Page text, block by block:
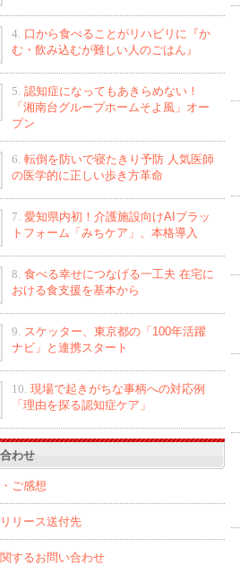
4. 口から食べることがリハビリに『か
む・飲み込むが難しい人のごはん』
5. 認知症になってもあきらめない！
「湘南台グループホームそよ風」オー
プン
6. 転倒を防いで寝たきり予防 人気医師
の医学的に正しい歩き方革命
7. 愛知県内初！介護施設向けAIプラッ
トフォーム「みちケア」、本格導入
8. 食べる幸せにつなげる一工夫 在宅に
おける食支援を基本から
9.
スケッター、東京都の「100年活躍
ナビ」と連携スタート
10. 現場で起きがちな事柄への対応例
「理由を探る認知症ケア」
わせ
ご感想
リース送付先
するお問い合わせ